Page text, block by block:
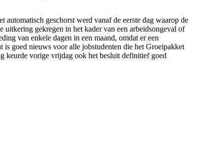
geschorst werd vanaf de eerste dag waarop de
uitkering gekregen in het kader van een arbeidsongeval of
van enkele dagen in een maand, omdat er een
goed nieuws voor alle jobstudenten die het Groeipakket
keurde vorige vrijdag ook het besluit definitief goed